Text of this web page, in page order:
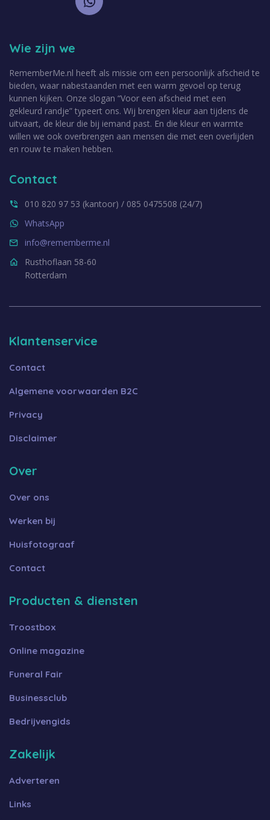
Contact
010 820 97 53 (kantoor) / 085 0475508 (24/7)
WhatsApp
info@rememberme.nl
Rusthoflaan 58-60
Rotterdam
Wie zijn we
RememberMe.nl heeft als missie om een persoonlijk afscheid te
bieden, waar nabestaanden met een warm gevoel op terug
kunnen kijken. Onze slogan “Voor een afscheid met een
gekleurd randje” typeert ons. Wij brengen kleur aan tijdens de
uitvaart, de kleur die bij iemand past. En die kleur en warmte
willen we ook overbrengen aan mensen die met een overlijden
en rouw te maken hebben.
Klantenservice
Contact
Algemene voorwaarden B2C
Privacy
Disclaimer
Over
Over ons
Werken bij
Huisfotograaf
Contact
Producten & diensten
Troostbox
Online magazine
Funeral Fair
Businessclub
Bedrijvengids
Zakelijk
Adverteren
Links